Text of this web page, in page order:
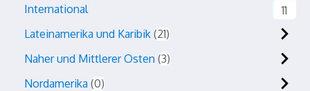
International
11
Lateinamerika und Karibik 21
Naher und Mittlerer Osten 3
Nordamerika 0